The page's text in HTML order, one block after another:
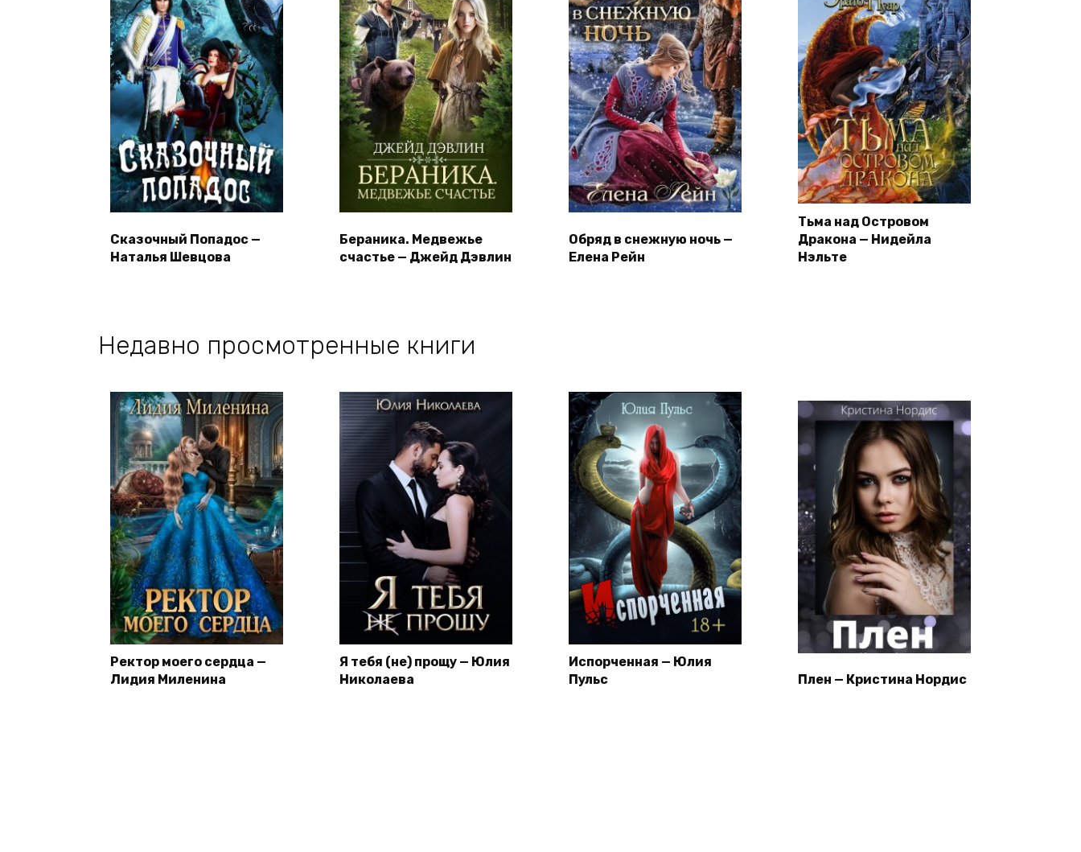
Сказочный Попадос —
Наталья Шевцова
Бераника. Медвежье
счастье — Джейд Дэвлин
Обряд в снежную ночь —
Елена Рейн
Тьма над Островом
Дракона — Нидейла
Нэльте
Недавно просмотренные книги
Ректор моего сердца —
Лидия Миленина
Я тебя (не) прощу — Юлия
Николаева
Испорченная — Юлия
Пульс
Плен — Кристина Нордис